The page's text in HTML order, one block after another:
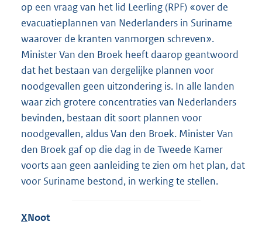
op een vraag van het lid Leerling (RPF) «over de
evacuatieplannen van Nederlanders in Suriname
waarover de kranten vanmorgen schreven».
Minister Van den Broek heeft daarop geantwoord
dat het bestaan van dergelijke plannen voor
noodgevallen geen uitzondering is. In alle landen
waar zich grotere concentraties van Nederlanders
bevinden, bestaan dit soort plannen voor
noodgevallen, aldus Van den Broek. Minister Van
den Broek gaf op die dag in de Tweede Kamer
voorts aan geen aanleiding te zien om het plan, dat
voor Suriname bestond, in werking te stellen.
XNoot